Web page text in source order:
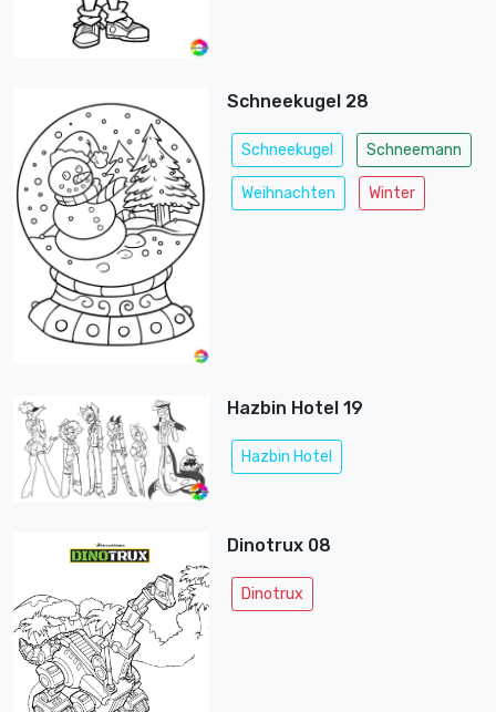
Schneekugel 28
Schneekugel Schneemann
Weihnachten Winter
Hazbin Hotel 19
Hazbin Hotel
Dinotrux 08
Dinotrux